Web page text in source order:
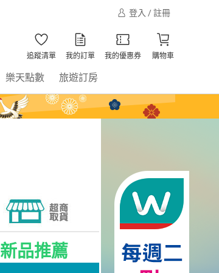
登入 / 註冊
追蹤清單 我的訂單 我的優惠券 購物車
樂天點數 旅遊訂房
新品推薦